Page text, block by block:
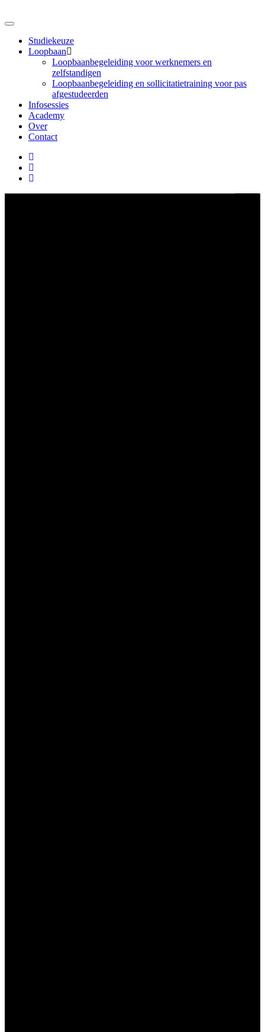
Studiekeuze
Loopbaan
Loopbaanbegeleiding voor werknemers en
zelfstandigen
Loopbaanbegeleiding en sollicitatietraining voor pas
afgestudeerden
Infosessies
Academy
Over
Contact